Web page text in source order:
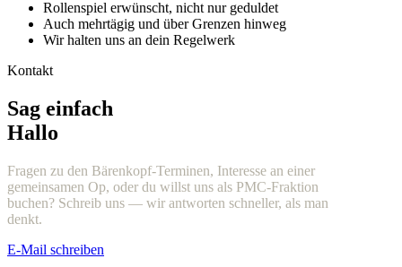
Rollenspiel erwünscht, nicht nur geduldet
Auch mehrtägig und über Grenzen hinweg
Wir halten uns an dein Regelwerk
Kontakt
Sag einfach
Hallo
Fragen zu den Bärenkopf-Terminen, Interesse an einer
gemeinsamen Op, oder du willst uns als PMC-Fraktion
buchen? Schreib uns — wir antworten schneller, als man
denkt.
E-Mail schreiben